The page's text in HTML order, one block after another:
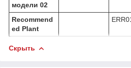
модели 02
Recommend
ed Plant
Скрыть